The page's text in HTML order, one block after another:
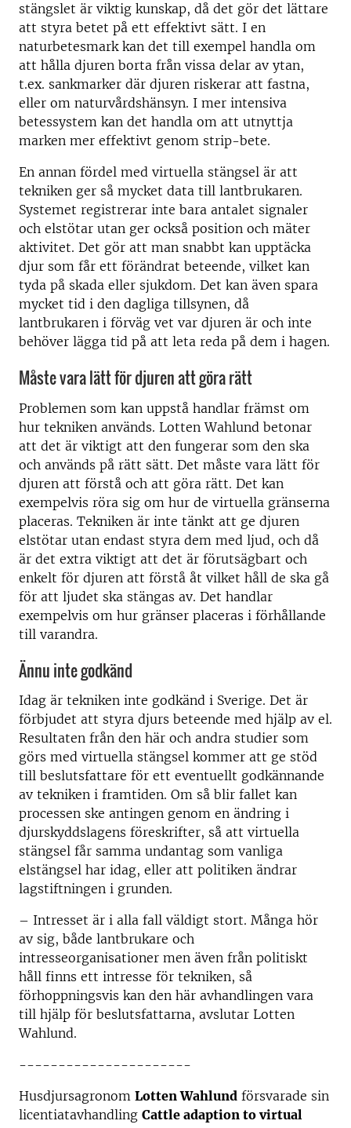
stängslet är viktig kunskap, då det gör det lättare
att styra betet på ett effektivt sätt. I en
naturbetesmark kan det till exempel handla om
att hålla djuren borta från vissa delar av ytan,
t.ex. sankmarker där djuren riskerar att fastna,
eller om naturvårdshänsyn. I mer intensiva
betessystem kan det handla om att utnyttja
marken mer effektivt genom strip-bete.
En annan fördel med virtuella stängsel är att
tekniken ger så mycket data till lantbrukaren.
Systemet registrerar inte bara antalet signaler
och elstötar utan ger också position och mäter
aktivitet. Det gör att man snabbt kan upptäcka
djur som får ett förändrat beteende, vilket kan
tyda på skada eller sjukdom. Det kan även spara
mycket tid i den dagliga tillsynen, då
lantbrukaren i förväg vet var djuren är och inte
behöver lägga tid på att leta reda på dem i hagen.
Måste vara lätt för djuren att göra rätt
Problemen som kan uppstå handlar främst om
hur tekniken används. Lotten Wahlund betonar
att det är viktigt att den fungerar som den ska
och används på rätt sätt. Det måste vara lätt för
djuren att förstå och att göra rätt. Det kan
exempelvis röra sig om hur de virtuella gränserna
placeras. Tekniken är inte tänkt att ge djuren
elstötar utan endast styra dem med ljud, och då
är det extra viktigt att det är förutsägbart och
enkelt för djuren att förstå åt vilket håll de ska gå
för att ljudet ska stängas av. Det handlar
exempelvis om hur gränser placeras i förhållande
till varandra.
Ännu inte godkänd
Idag är tekniken inte godkänd i Sverige. Det är
förbjudet att styra djurs beteende med hjälp av el.
Resultaten från den här och andra studier som
görs med virtuella stängsel kommer att ge stöd
till beslutsfattare för ett eventuellt godkännande
av tekniken i framtiden. Om så blir fallet kan
processen ske antingen genom en ändring i
djurskyddslagens föreskrifter, så att virtuella
stängsel får samma undantag som vanliga
elstängsel har idag, eller att politiken ändrar
lagstiftningen i grunden.
– Intresset är i alla fall väldigt stort. Många hör
av sig, både lantbrukare och
intresseorganisationer men även från politiskt
håll finns ett intresse för tekniken, så
förhoppningsvis kan den här avhandlingen vara
till hjälp för beslutsfattarna, avslutar Lotten
Wahlund.
----------------------
Husdjursagronom Lotten Wahlund försvarade sin
licentiatavhandling Cattle adaption to virtual